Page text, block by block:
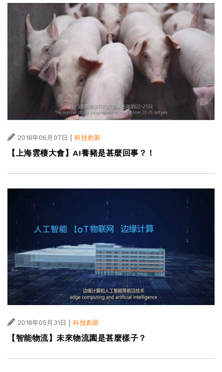
2018年06月07日 | 科技創新
【上海雲棲大會】AI養豬是甚麼回事？！
2018年05月31日 | 科技創新
【智能物流】未來物流園是甚麼樣子？